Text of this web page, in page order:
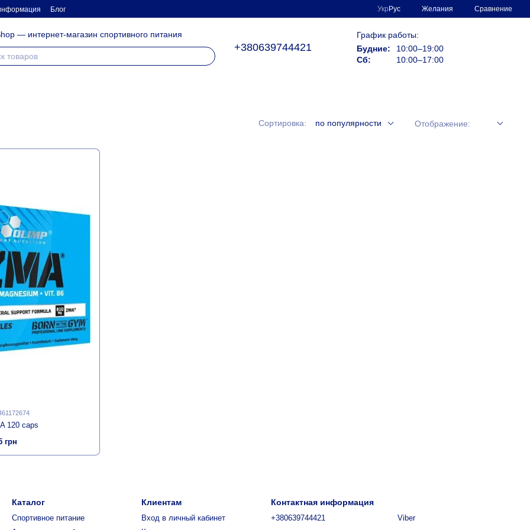
Блог Укр Рус Желания Сравнение
— интернет-магазин спортивного питания
+380639744421
График работы:
Будние:
10:00–19:00
Сб:
10:00–17:00
Сортировка: по популярности Отображение:
120 caps
грн
Каталог
Спортивное питание
Клиентам
Вход в личный кабинет
Контактная информация
+380639744421
Viber